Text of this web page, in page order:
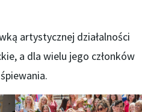
artystycznej działalności
a dla wielu jego członków